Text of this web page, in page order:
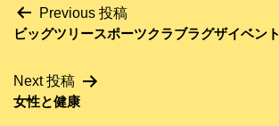
投
稿
ビ
Previous 投稿
ビッグツリースポーツクラブラグザイベント
Next 投稿
女性と健康